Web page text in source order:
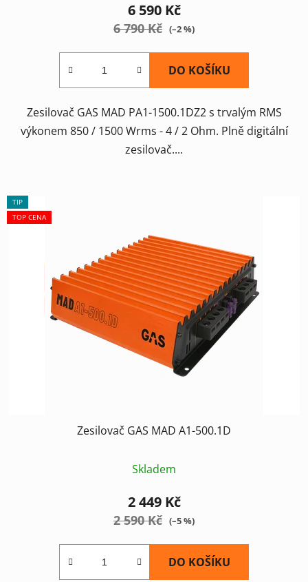
6 590 Kč
6 790 Kč (–2 %)
DO KOŠÍKU
Zesilovač GAS MAD PA1-1500.1DZ2 s trvalým RMS
výkonem 850 / 1500 Wrms - 4 / 2 Ohm. Plně digitální
zesilovač....
TIP
TOP CENA
Zesilovač GAS MAD A1-500.1D
Skladem
2 449 Kč
2 590 Kč (–5 %)
DO KOŠÍKU